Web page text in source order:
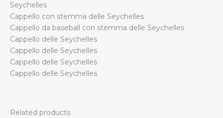
Seychelles
Cappello con stemma delle Seychelles
Cappello da baseball con stemma delle Seychelles
Cappello delle Seychelles
Cappello delle Seychelles
Cappello delle Seychelles
Cappello delle Seychelles
Related products